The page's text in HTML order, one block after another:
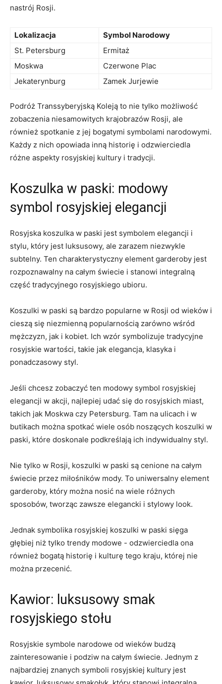
nastrój Rosji.
Lokalizacja
Symbol Narodowy
St. Petersburg
Ermitaż
Moskwa
Czerwone Plac
Jekaterynburg
Zamek Jurjewie
Podróż⁢ Transsyberyjską Koleją ⁤to nie⁣ tylko możliwość​
zobaczenia‍ niesamowitych⁢ krajobrazów Rosji, ‍ale
również⁣ spotkanie z jej ⁢bogatymi ‌symbolami‌ narodowymi.
‌Każdy⁢ z nich ⁢opowiada inną historię i⁢ odzwierciedla
różne‍ aspekty rosyjskiej kultury⁢ i ​tradycji.
Koszulka w paski: modowy‍
symbol rosyjskiej ⁣elegancji
Rosyjska koszulka w paski jest symbolem‌ elegancji ⁣i
stylu, który ‌jest luksusowy,‍ ale zarazem⁢ niezwykle ​
subtelny. Ten charakterystyczny⁤ element garderoby jest
rozpoznawalny na ⁢całym świecie i stanowi integralną
część ⁣tradycyjnego‌ rosyjskiego ubioru.
Koszulki w ⁤paski są bardzo popularne w Rosji od wieków ​i
⁣cieszą się niezmienną popularnością ⁤zarówno ⁢wśród
mężczyzn, ​jak i kobiet.‍ Ich wzór symbolizuje tradycyjne
rosyjskie wartości, takie jak elegancja, klasyka i ​
ponadczasowy styl.
Jeśli ‍chcesz‍ zobaczyć ‌ten modowy symbol rosyjskiej
elegancji‌ w ‍akcji, najlepiej udać się ​do rosyjskich ⁣miast,
takich jak Moskwa czy ⁤Petersburg. ⁢Tam ⁣na‌ ulicach⁣ i w
butikach można spotkać‍ wiele osób noszących ⁣koszulki w
paski, które doskonale podkreślają ich​ indywidualny styl.
Nie⁤ tylko w ⁣Rosji, koszulki w ‌paski‌ są cenione⁤ na całym
świecie przez miłośników mody.⁢ To⁤ uniwersalny element
garderoby, który ⁢można nosić na ‍wiele różnych​
sposobów,‌ tworząc‍ zawsze⁢ elegancki i stylowy look.
Jednak ‍symbolika rosyjskiej koszulki⁢ w paski sięga⁤
głębiej niż tylko trendy ⁤modowe -‌ odzwierciedla ona
również bogatą historię‍ i kulturę tego kraju, której nie
można przecenić.
Kawior: luksusowy smak
rosyjskiego stołu
Rosyjskie symbole narodowe od wieków budzą
zainteresowanie i‌ podziw na całym⁣ świecie. Jednym z
najbardziej znanych symboli ⁣rosyjskiej kultury ⁣jest⁤